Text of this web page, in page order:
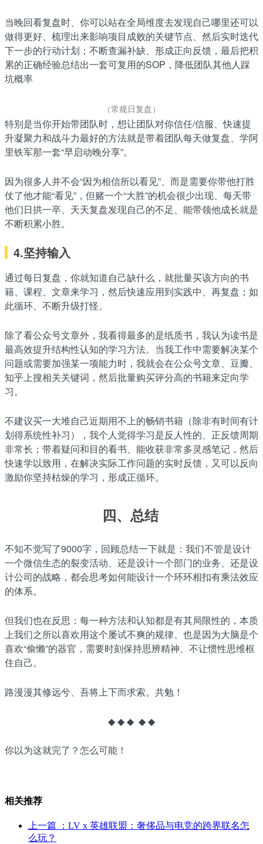
当晚回看复盘时、你可以站在全局维度去发现自己哪里还可以
做得更好、梳理出来影响项目成败的关键节点、然后实时迭代
下一步的行动计划；不断查漏补缺、形成正向反馈，最后把积
累的正确经验总结出一套可复用的SOP，降低团队其他人踩
坑概率
（常规日复盘）
特别是当你开始带团队时，想让团队对你信任/信服、快速提
升凝聚力和战斗力最好的方法就是带着团队每天做复盘、学阿
里铁军那一套“早启动晚分享”。
因为很多人并不会“因为相信所以看见”、而是需要你带他打胜
仗了他才能“看见”，但赌一个“大胜”的机会很少出现、每天带
他们日拱一卒、天天复盘发现自己的不足、能带领他成长就是
不断积累小胜。
4.坚持输入
通过每日复盘，你就知道自己缺什么，就批量买该方向的书
籍、课程、文章来学习，然后快速应用到实践中、再复盘；如
此循环、不断升级打怪。
除了看公众号文章外，我看得最多的是纸质书，我认为读书是
最高效提升结构性认知的学习方法。当我工作中需要解决某个
问题或需要加强某一项能力时，我就会在公众号文章、豆瓣、
知乎上搜相关关键词，然后批量购买评分高的书籍来定向学
习。
不建议买一大堆自己近期用不上的畅销书籍（除非有时间有计
划得系统性补习），我个人觉得学习是反人性的、正反馈周期
非常长；带着疑问和目的看书、能收获非常多灵感笔记，然后
快速学以致用，在解决实际工作问题的实时反馈，又可以反向
激励你坚持枯燥的学习，形成正循环。
四、 总结
不知不觉写了9000字，回顾总结一下就是：我们不管是设计
一个微信生态的裂变活动、还是设计一个部门的业务、还是设
计公司的战略，都会思考如何能设计一个环环相扣有乘法效应
的体系。
但我们也在反思：每一种方法和认知都是有其局限性的，本质
上我们之所以喜欢用这个屡试不爽的规律、也是因为大脑是个
喜欢“偷懒”的器官，需要时刻保持思辨精神、不让惯性思维框
住自己。
路漫漫其修远兮、吾将上下而求索。共勉！
◆ ◆ ◆ ◆ ◆
你以为这就完了？怎么可能！
相关推荐
上一篇
：LV x 英雄联盟：奢侈品与电竞的跨界联名怎
么玩？